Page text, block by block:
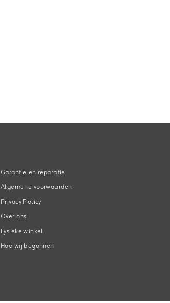
Garantie en reparatie
Algemene voorwaarden
Privacy Policy
Over ons
Fysieke winkel
Hoe wij begonnen